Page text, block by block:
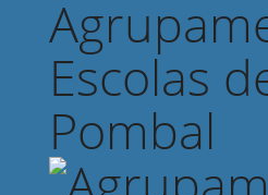
Escolas
Pombal